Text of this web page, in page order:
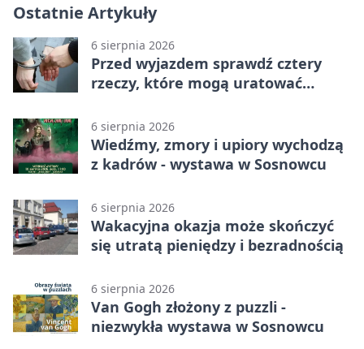
Ostatnie Artykuły
6 sierpnia 2026
Przed wyjazdem sprawdź cztery
rzeczy, które mogą uratować
6 sierpnia 2026
Wiedźmy, zmory i upiory wychodzą
z kadrów - wystawa w Sosnowcu
6 sierpnia 2026
Wakacyjna okazja może skończyć
się utratą pieniędzy i bezradnością
6 sierpnia 2026
Van Gogh złożony z puzzli -
niezwykła wystawa w Sosnowcu